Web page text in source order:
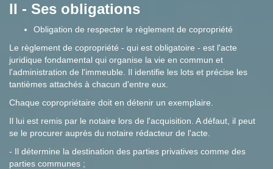
II - Ses obligations
Obligation de respecter le règlement de copropriété
Le règlement de copropriété - qui est obligatoire - est l'acte
juridique fondamental qui organise la vie en commun et
l'administration de l'immeuble. Il identifie les lots et précise les
tantièmes attachés à chacun d'entre eux.
Chaque copropriétaire doit en détenir un exemplaire.
Il lui est remis par le notaire lors de l'acquisition. A défaut, il peut
se le procurer auprès du notaire rédacteur de l'acte.
- Il détermine la destination des parties privatives comme des
parties communes ;